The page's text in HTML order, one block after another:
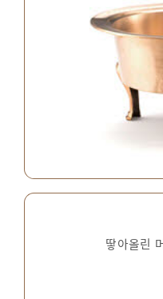
땋아올린